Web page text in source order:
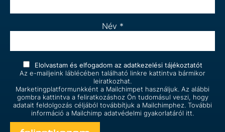
Név *
Elolvastam és elfogadom az adatkezelési tájékoztatót
Az e-mailjeink láblécében található linkre kattintva bármikor
leiratkozhat.
Marketingplatformunkként a Mailchimpet használjuk. Az alábbi
gombra kattintva a feliratkozáshoz Ön tudomásul veszi, hogy
adatait feldolgozás céljából továbbítjuk a Mailchimphez. További
információ a Mailchimp adatvédelmi gyakorlatáról itt.